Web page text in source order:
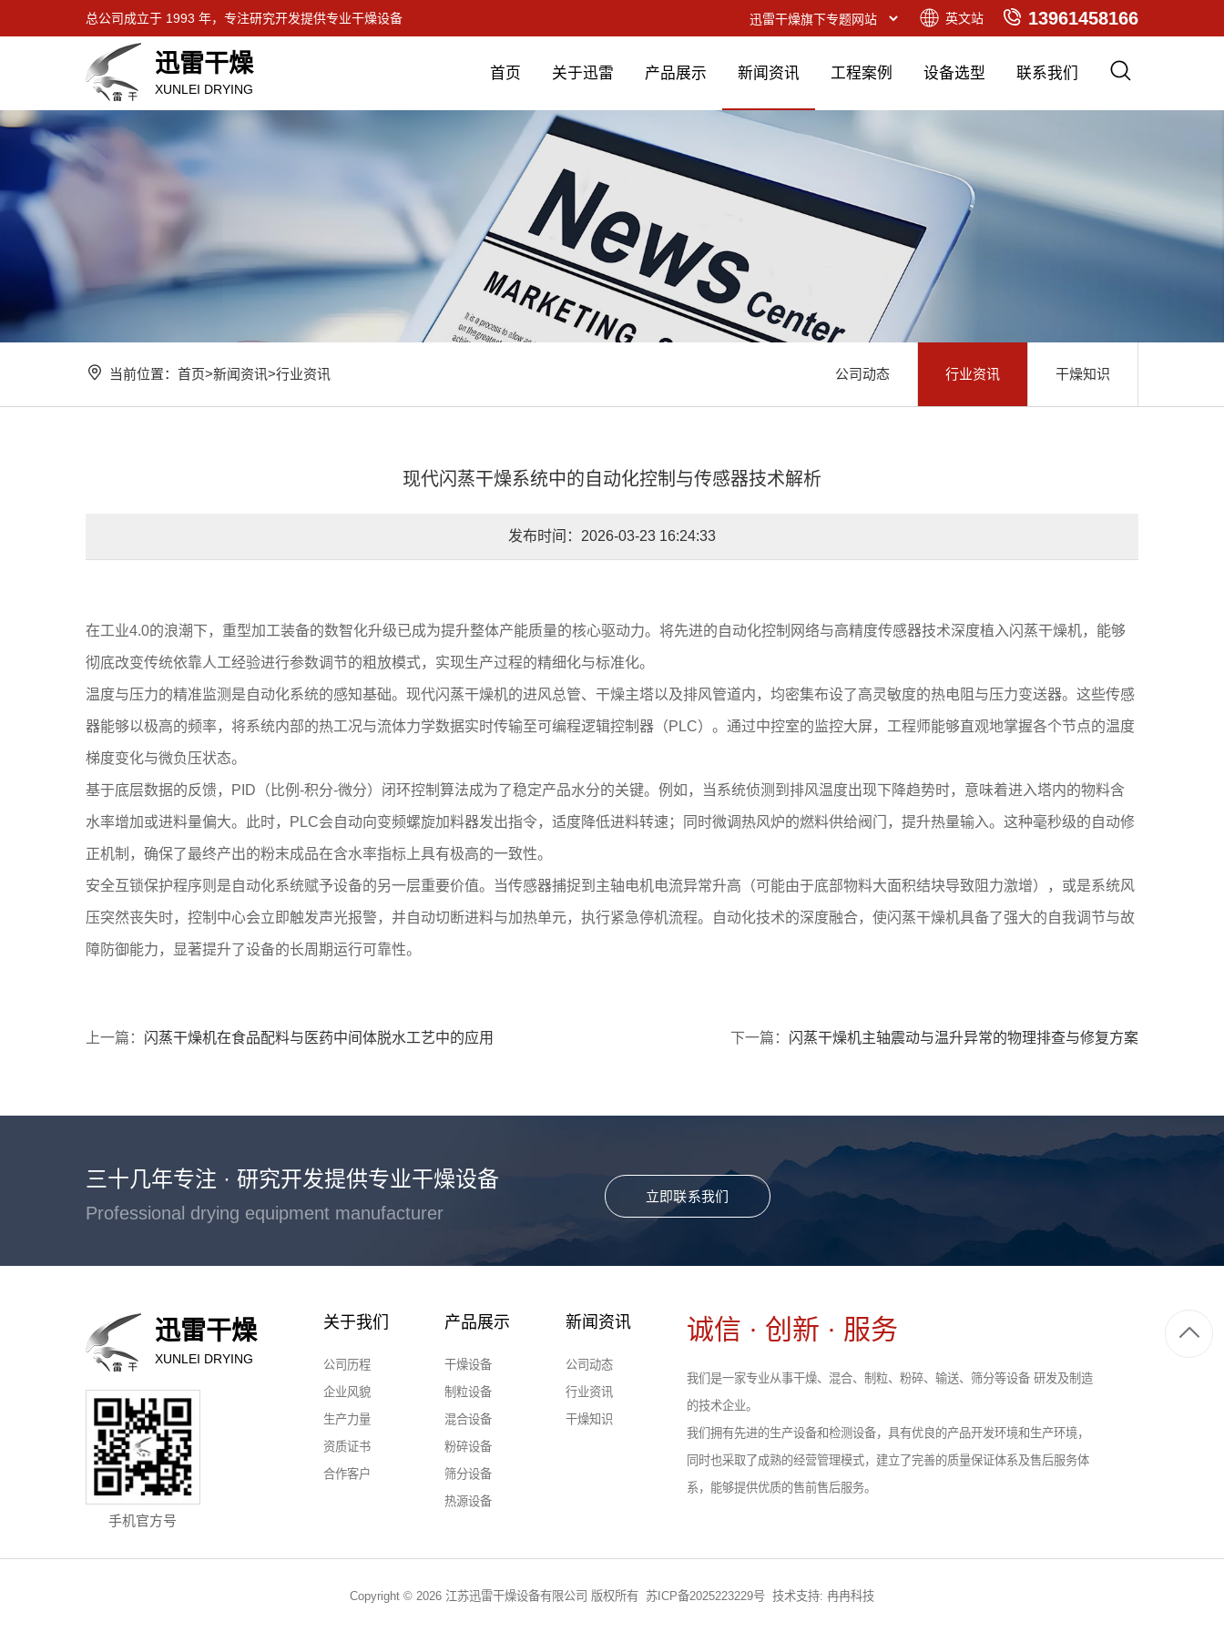
总公司成立于 1993 年，专注研究开发提供专业干燥设备 13961458166
英文站
迅雷干燥
XUNLEI DRYING
首页 关于迅雷 产品展示 新闻资讯 工程案例 设备选型 联系我们
当前位置：首页>新闻资讯>行业资讯 公司动态 行业资讯 干燥知识
现代闪蒸干燥系统中的自动化控制与传感器技术解析
发布时间：2026-03-23 16:24:33
在工业4.0的浪潮下，重型加工装备的数智化升级已成为提升整体产能质量的核心驱动力。将先进的自动化控制网络与高精度传感器技术深度植入闪蒸干燥机，能够
彻底改变传统依靠人工经验进行参数调节的粗放模式，实现生产过程的精细化与标准化。
温度与压力的精准监测是自动化系统的感知基础。现代闪蒸干燥机的进风总管、干燥主塔以及排风管道内，均密集布设了高灵敏度的热电阻与压力变送器。这些传感
器能够以极高的频率，将系统内部的热工况与流体力学数据实时传输至可编程逻辑控制器（PLC）。通过中控室的监控大屏，工程师能够直观地掌握各个节点的温度
梯度变化与微负压状态。
基于底层数据的反馈，PID（比例-积分-微分）闭环控制算法成为了稳定产品水分的关键。例如，当系统侦测到排风温度出现下降趋势时，意味着进入塔内的物料含
水率增加或进料量偏大。此时，PLC会自动向变频螺旋加料器发出指令，适度降低进料转速；同时微调热风炉的燃料供给阀门，提升热量输入。这种毫秒级的自动修
正机制，确保了最终产出的粉末成品在含水率指标上具有极高的一致性。
安全互锁保护程序则是自动化系统赋予设备的另一层重要价值。当传感器捕捉到主轴电机电流异常升高（可能由于底部物料大面积结块导致阻力激增），或是系统风
压突然丧失时，控制中心会立即触发声光报警，并自动切断进料与加热单元，执行紧急停机流程。自动化技术的深度融合，使闪蒸干燥机具备了强大的自我调节与故
障防御能力，显著提升了设备的长周期运行可靠性。
上一篇： 闪蒸干燥机在食品配料与医药中间体脱水工艺中的应用 下一篇： 闪蒸干燥机主轴震动与温升异常的物理排查与修复方案
三十几年专注 · 研究开发提供专业干燥设备
Professional drying equipment manufacturer
立即联系我们
迅雷干燥
XUNLEI DRYING
手机官方号
关于我们
公司历程
企业风貌
生产力量
资质证书
合作客户
产品展示
干燥设备
制粒设备
混合设备
粉碎设备
筛分设备
热源设备
新闻资讯
公司动态
行业资讯
干燥知识
诚信 · 创新 · 服务
我们是一家专业从事干燥、混合、制粒、粉碎、输送、筛分等设备 研发及制造
的技术企业。
我们拥有先进的生产设备和检测设备，具有优良的产品开发环境和生产环境，
同时也采取了成熟的经营管理模式，建立了完善的质量保证体系及售后服务体
系，能够提供优质的售前售后服务。
Copyright © 2026 江苏迅雷干燥设备有限公司 版权所有 苏ICP备2025223229号技术支持: 冉冉科技